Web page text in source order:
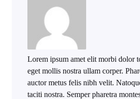
Lorem ipsum amet elit morbi dolor
eget mollis nostra ullam corper.
auctor metus felis nibh velit.
taciti nostra. Semper pharetra